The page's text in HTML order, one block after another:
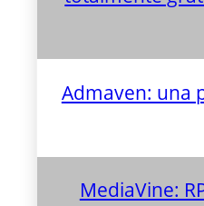
Admaven: una
MediaVine: